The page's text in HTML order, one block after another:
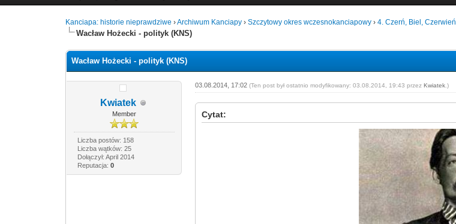
Kanciapa: historie nieprawdziwe ›Archiwum Kanciapy ›Szczytowy okres wczesnokanciapowy ›4. Czerń, Biel, Czerwień
Wacław Hożecki - polityk (KNS)
Wacław Hożecki - polityk (KNS)
Kwiatek
Member
Liczba postów: 158
Liczba wątków: 25
Dołączył: April 2014
Reputacja: 0
03.08.2014, 17:02(Ten post był ostatnio modyfikowany: 03.08.2014, 19:43 przezKwiatek .)
Cytat: